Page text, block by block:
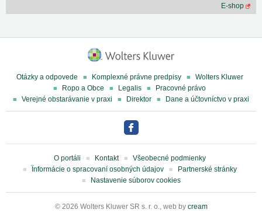
E-shop
Otázky a odpovede Komplexné právne predpisy
Wolters Kluwer
Ropo a Obce
Legalis
Pracovné právo
Verejné obstarávanie v praxi
Direktor Dane a účtovníctvo v praxi
O portáli Kontakt
Všeobecné podmienky
Ïnformácie o spracovaní osobných údajov
Partnerské stránky
Nastavenie súborov cookies
© 2026 Wolters Kluwer SR s. r. o., web by cream